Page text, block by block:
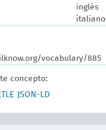
inglés
italiano
vocabulary/885
concepto:
JSON-LD